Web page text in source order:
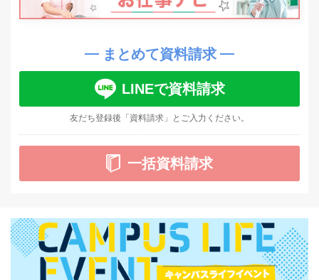
まとめて資料請求
LINEで資料請求
友だち登録後「資料請求」とご入力ください。
一括資料請求